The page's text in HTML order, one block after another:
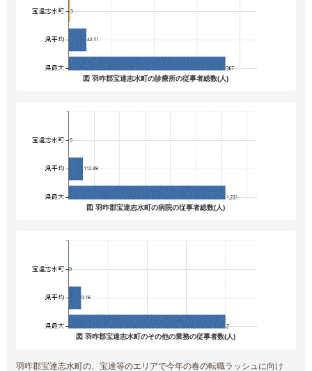
図 羽咋郡宝達志水町の診療所の従事者総数(人)
図 羽咋郡宝達志水町の病院の従事者総数(人)
図 羽咋郡宝達志水町のその他の業務の従事者数(人)
羽咋郡宝達志水町の、宝達等のエリアで今年の春の転職ラッシュに向け